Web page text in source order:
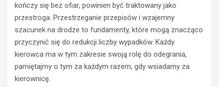
kończy się bez ofiar, powinien być traktowany jako
przestroga. Przestrzeganie przepisów i wzajemny
szacunek na drodze to fundamenty, które mogą znacząco
przyczynić się do redukcji liczby wypadków. Każdy
kierowca ma w tym zakresie swoją rolę do odegrania,
pamiętajmy o tym za każdym razem, gdy wsiadamy za
kierownicę.
a
c
p
a
w
o
w
c
a
O
p
a